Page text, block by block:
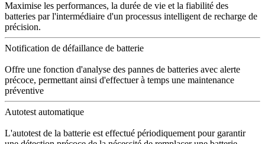
Maximise les performances, la durée de vie et la fiabilité des
batteries par l'intermédiaire d'un processus intelligent de recharge de
précision.
Notification de défaillance de batterie
Offre une fonction d'analyse des pannes de batteries avec alerte
précoce, permettant ainsi d'effectuer à temps une maintenance
préventive
Autotest automatique
L'autotest de la batterie est effectué périodiquement pour garantir